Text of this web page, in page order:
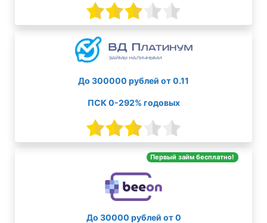
До 300000 рублей от 0.11
ПСК 0-292% годовых
Первый займ бесплатно!
До 30000 рублей от 0